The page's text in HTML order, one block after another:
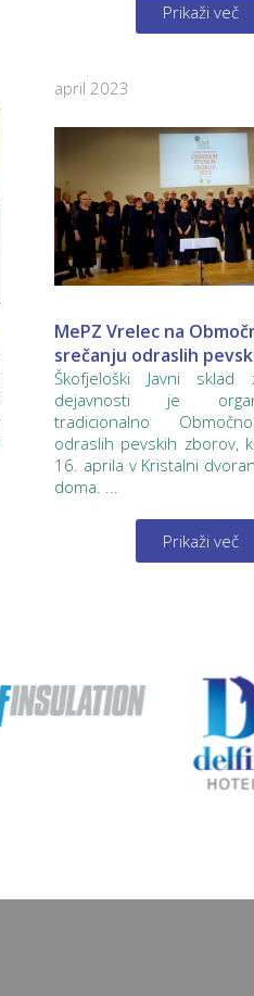
Prikaži več
april 2023
MePZ Vrelec na
srečanju odraslih
Škofjeloški Javni sklad
dejavnosti je
tradicionalno
odraslih pevskih zborov,
16. aprila v Kristalni
doma. ...
Prikaži več